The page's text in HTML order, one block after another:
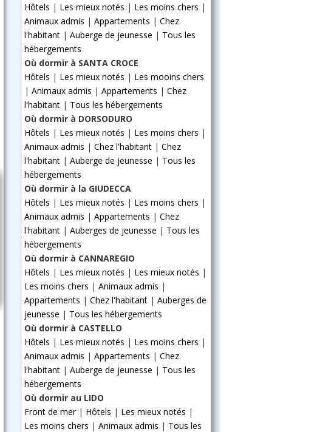
Hôtels | Les mieux notés | Les moins chers |
Animaux admis | Appartements | Chez
l'habitant| Auberge de jeunesse | Tous les
hébergements
Où dormir à SANTA CROCE
Hôtels | Les mieux notés | Les mooins chers
| Animaux admis | Appartements | Chez
l'habitant| Tous les hébergements
Où dormir à DORSODURO
Hôtels | Les mieux notés | Les moins chers |
Animaux admis | Chez l'habitant| Chez
l'habitant| Auberge de jeunesse | Tous les
hébergements
Où dormir à la GIUDECCA
Hôtels | Les mieux notés | Les moins chers |
Animaux admis | Appartements | Chez
l'habitant| Auberges de jeunesse | Tous les
hébergements
Où dormir à CANNAREGIO
Hôtels | Les mieux notés | Les mieux notés |
Les moins chers | Animaux admis |
Appartements | Chez l'habitant| Auberges de
jeunesse | Tous les hébergements
Où dormir à CASTELLO
Hôtels | Les mieux notés | Les moins chers |
Animaux admis | Appartements | Chez
l'habitant| Auberge de jeunesse | Tous les
hébergements
Où dormir au LIDO
Front de mer| Hôtels | Les mieux notés |
Les moins chers | Animaux admis | Tous les